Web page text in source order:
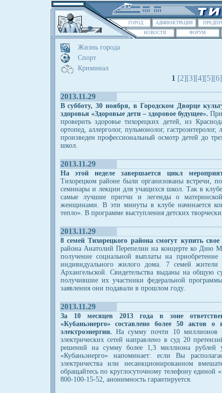
ГОРОД АДМИНИСТРАЦИЯ
НОВОСТИ
ФОРУМ
Жизнь города
Спорт
Криминал
1 [2][3][4][5][6]
2013.11.29
В субботу, 30 ноября, в Городском Дворце
здоровья «Здоровые дети – здоровое будущее».
проверить здоровье тихорецких детей, из
ортопед, аллерголог, пульмонолог,
произведен профессиональный осмотр детей до
школ.
2013.11.29
На этой неделе завершается цикл
Тихорецком районе были организованы встречи,
семинары и лекции для учащихся школ. Так в
самые лучшие притчи и легенды о
женщинами. В эти минуты в клубе начинается
тепло». В программе выступления детских
2013.11.29
8 семей Тихорецкого района смогут купить
района Анатолий Перепелин на концерте ко Дню
получение социальной выплаты на
индивидуального жилого дома. 7 семей
Архангельской. Свидетельства выданы на
получившие их участники федеральной
заявления они подавали в прошлом году.
2013.11.29
За 10 месяцев 2013 года в зоне
«Кубаньэнерго» составлено более 50 актов о
электроэнергии. На сумму почти 10 миллионов
электрических сетей направлено в суд 20
решений на сумму более 1,3 миллиона
«Кубаньэнерго» напоминает: если Вы
электричества или несанкционированном
обращайтесь по круглосуточному телефону
800-100-15-52, анонимность гарантируется.